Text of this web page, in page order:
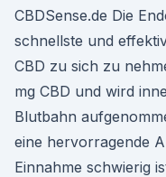
CBDSense.de Die
schnellste und
CBD zu sich zu
mg CBD und wird
Blutbahn
eine hervorragende
Einnahme schwierig